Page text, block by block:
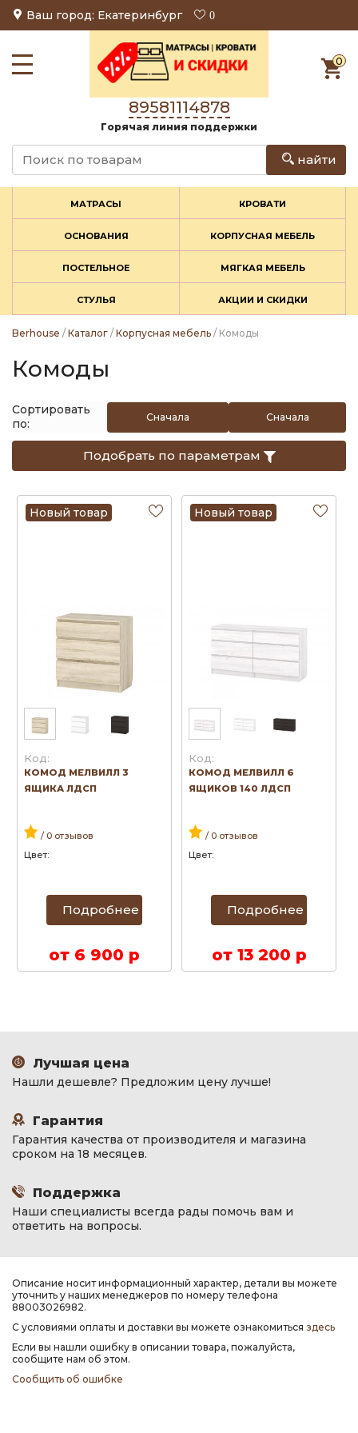
Ваш город: Екатеринбург 0
0
89581114878
Горячая линия поддержки
найти
МАТРАСЫ КРОВАТИ
ОСНОВАНИЯ КОРПУСНАЯ МЕБЕЛЬ
ПОСТЕЛЬНОЕ МЯГКАЯ МЕБЕЛЬ
СТУЛЬЯ АКЦИИ И СКИДКИ
Berhouse / Каталог / Корпусная мебель / Комоды
Комоды
Сортировать
по:
Сначала Сначала
Подобрать по параметрам
Новый товар
Код:
КОМОД МЕЛВИЛЛ 3
ЯЩИКА ЛДСП
/ 0 отзывов
Цвет:
Подробнее
от 6 900 р
Новый товар
Код:
КОМОД МЕЛВИЛЛ 6
ЯЩИКОВ 140 ЛДСП
/ 0 отзывов
Цвет:
Подробнее
от 13 200 р
Лучшая цена
Нашли дешевле? Предложим цену лучше!
Гарантия
Гарантия качества от производителя и магазина
сроком на 18 месяцев.
Поддержка
Наши специалисты всегда рады помочь вам и
ответить на вопросы.
Описание носит информационный характер, детали вы можете
уточнить у наших менеджеров по номеру телефона
88003026982.
С условиями оплаты и доставки вы можете ознакомиться здесь
Если вы нашли ошибку в описании товара, пожалуйста,
сообщите нам об этом.
Сообщить об ошибке